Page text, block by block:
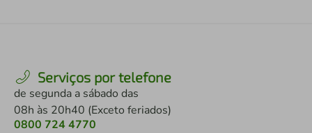
Serviços por telefone
de segunda a sábado das
08h às 20h40 (Exceto feriados)
0800 724 4770